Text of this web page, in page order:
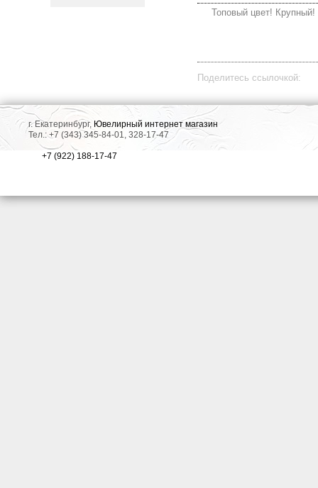
Топовый цвет!
Поделитесь ссылочкой:
г. Екатеринбург, Ювелирный интернет магазин
Тел.: +7 (343) 345-84-01, 328-17-47
+7 (922) 188-17-47